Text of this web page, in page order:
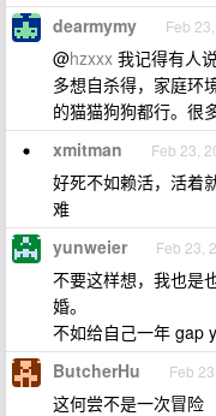
dearmymy Feb
@hzxxx 我记得有人
多想自杀得，家庭环
的猫猫狗狗都行。很
xmitman Feb 23,
好死不如赖活，活着
难
yunweier Feb 23,
不要这样想，我也是
婚。
不如给自己一年 gap
ButcherHu Feb
这何尝不是一次冒险